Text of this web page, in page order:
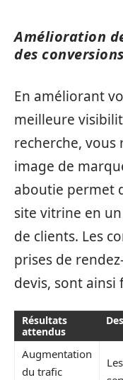
Amélioration
des conversions
En améliorant
meilleure
recherche,
image de
aboutie permet
site vitrine en
de clients. Les
prises de
devis, sont ainsi
Résultats
attendus
Augmentation
du trafic